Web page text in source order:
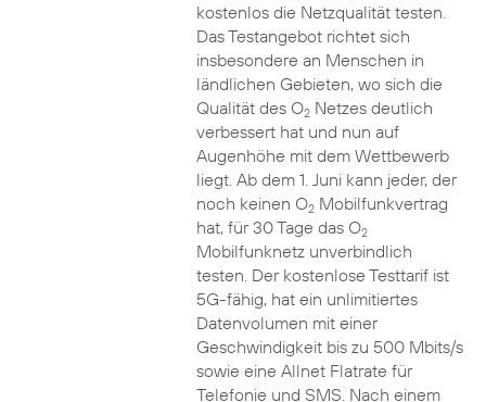
kostenlos die Netzqualität testen.
Das Testangebot richtet sich
insbesondere an Menschen in
ländlichen Gebieten, wo sich die
Qualität des O2Netzes deutlich
verbessert hat und nun auf
Augenhöhe mit dem Wettbewerb
liegt. Ab dem 1. Juni kann jeder, der
noch keinen O2Mobilfunkvertrag
hat, für 30 Tage das O2
Mobilfunknetz unverbindlich
testen. Der kostenlose Testtarif ist
5G-fähig, hat ein unlimitiertes
Datenvolumen mit einer
Geschwindigkeit bis zu 500 Mbits/s
sowie eine Allnet Flatrate für
Telefonie und SMS. Nach einem